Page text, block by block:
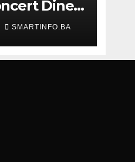
Dine
Koševu
SMARTINFO.BA